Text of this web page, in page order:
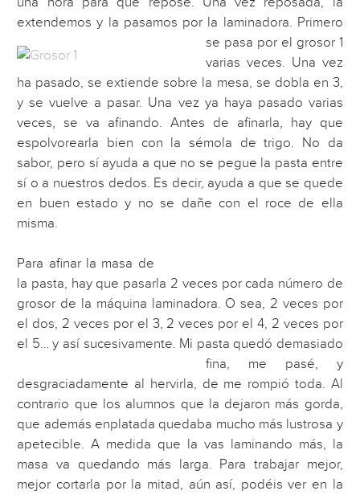
extendemos y la pasamos por la laminadora. Primero
se pasa por el grosor 1
varias veces. Una vez
ha pasado, se extiende sobre la mesa, se dobla en 3,
y se vuelve a pasar. Una vez ya haya pasado varias
veces, se va afinando. Antes de afinarla, hay que
espolvorearla bien con la sémola de trigo. No da
sabor, pero sí ayuda a que no se pegue la pasta entre
sí o a nuestros dedos. Es decir, ayuda a que se quede
en buen estado y no se dañe con el roce de ella
misma.
Para afinar la masa de
la pasta, hay que pasarla 2 veces por cada número de
grosor de la máquina laminadora. O sea, 2 veces por
el dos, 2 veces por el 3, 2 veces por el 4, 2 veces por
el 5… y así sucesivamente. Mi pasta quedó demasiado
fina, me pasé, y
desgraciadamente al hervirla, de me rompió toda. Al
contrario que los alumnos que la dejaron más gorda,
que además enplatada quedaba mucho más lustrosa y
apetecible. A medida que la vas laminando más, la
masa va quedando más larga. Para trabajar mejor,
mejor cortarla por la mitad, aún así, podéis ver en la